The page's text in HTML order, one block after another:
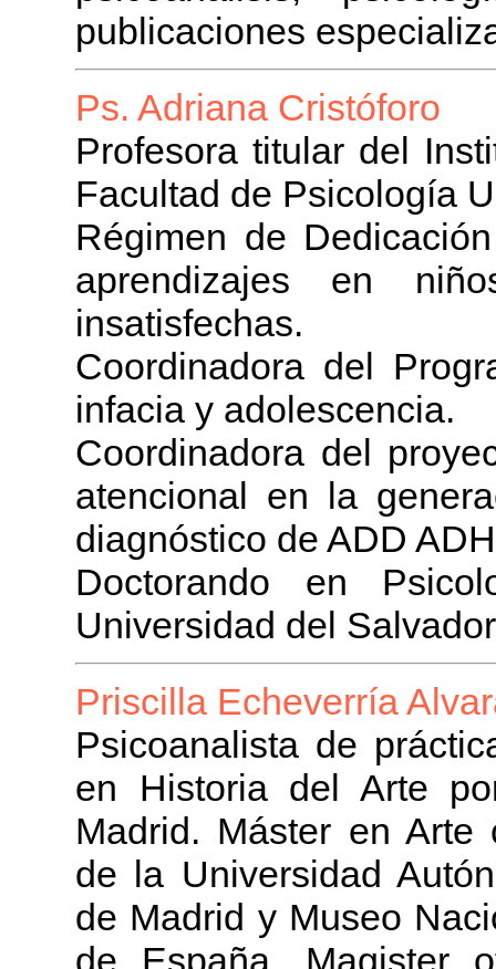
publicaciones
Ps. Adriana Cristóforo
Profesora titular del
Facultad de Psicología
Régimen de
aprendizajes en
insatisfechas.
Coordinadora del
infacia y adolescencia.
Coordinadora del
atencional en la
diagnóstico de ADD
Doctorando en
Universidad del
Priscilla Echeverría
Psicoanalista de
en Historia del Arte
Madrid. Máster en Arte
de la Universidad
de Madrid y Museo
de España. Magister